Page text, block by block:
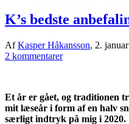
K’s bedste
AfKasper Håkansson, 2.
2 kommentarer
Et år er gået, og traditionen
mit læseår i form af en halv
særligt indtryk på mig i 2020.